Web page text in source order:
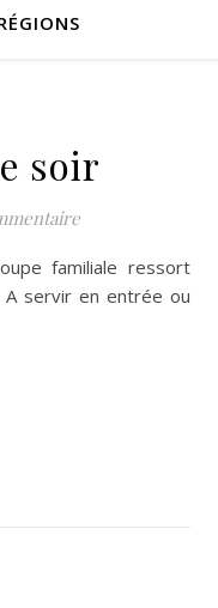
soir
familiale ressort
A servir en entrée ou